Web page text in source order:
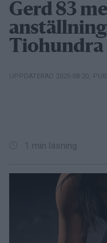
Gerd 83
Tiohundra
UPPDATERAD 2025-08-20
1 min läsning